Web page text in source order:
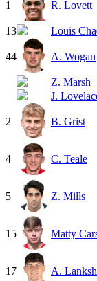
1 R. Lovett
13 Louis
44 A. Wogan
Z. Marsh
J.
2 B. Grist
4 C. Teale
5 Z. Mills
15 Matty
17 A.